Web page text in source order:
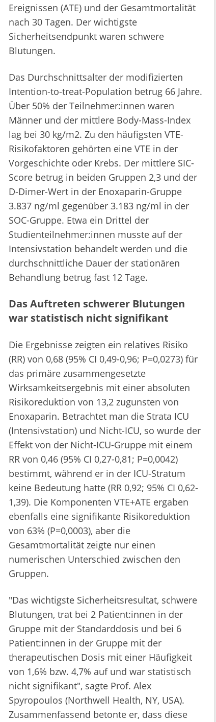
Ereignissen (ATE) und der Gesamtmortalität
nach 30 Tagen. Der wichtigste
Sicherheitsendpunkt waren schwere
Blutungen.
Das Durchschnittsalter der modifizierten
Intention-to-treat-Population betrug 66 Jahre.
Über 50% der Teilnehmer:innen waren
Männer und der mittlere Body-Mass-Index
lag bei 30 kg/m2. Zu den häufigsten VTE-
Risikofaktoren gehörten eine VTE in der
Vorgeschichte oder Krebs. Der mittlere SIC-
Score betrug in beiden Gruppen 2,3 und der
D-Dimer-Wert in der Enoxaparin-Gruppe
3.837 ng/ml gegenüber 3.183 ng/ml in der
SOC-Gruppe. Etwa ein Drittel der
Studienteilnehmer:innen musste auf der
Intensivstation behandelt werden und die
durchschnittliche Dauer der stationären
Behandlung betrug fast 12 Tage.
Das Auftreten schwerer Blutungen
war statistisch nicht signifikant
Die Ergebnisse zeigten ein relatives Risiko
(RR) von 0,68 (95% CI 0,49-0,96; P=0,0273) für
das primäre zusammengesetzte
Wirksamkeitsergebnis mit einer absoluten
Risikoreduktion von 13,2 zugunsten von
Enoxaparin. Betrachtet man die Strata ICU
(Intensivstation) und Nicht-ICU, so wurde der
Effekt von der Nicht-ICU-Gruppe mit einem
RR von 0,46 (95% CI 0,27-0,81; P=0,0042)
bestimmt, während er in der ICU-Stratum
keine Bedeutung hatte (RR 0,92; 95% CI 0,62-
1,39). Die Komponenten VTE+ATE ergaben
ebenfalls eine signifikante Risikoreduktion
von 63% (P=0,0003), aber die
Gesamtmortalität zeigte nur einen
numerischen Unterschied zwischen den
Gruppen.
"Das wichtigste Sicherheitsresultat, schwere
Blutungen, trat bei 2 Patient:innen in der
Gruppe mit der Standarddosis und bei 6
Patient:innen in der Gruppe mit der
therapeutischen Dosis mit einer Häufigkeit
von 1,6% bzw. 4,7% auf und war statistisch
nicht signifikant", sagte Prof. Alex
Spyropoulos (Northwell Health, NY, USA).
Zusammenfassend betonte er, dass diese